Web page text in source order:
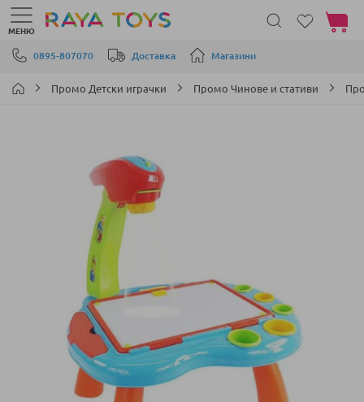
Прескачане към съдържанието
0895-807070 Доставка Магазини
МЕНЮ
Моята
Промо Детски играчки Промо Чинове и стативи
изображенията